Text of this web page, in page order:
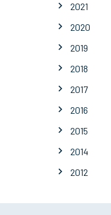
2021
2020
2019
2018
2017
2016
2015
2014
2012